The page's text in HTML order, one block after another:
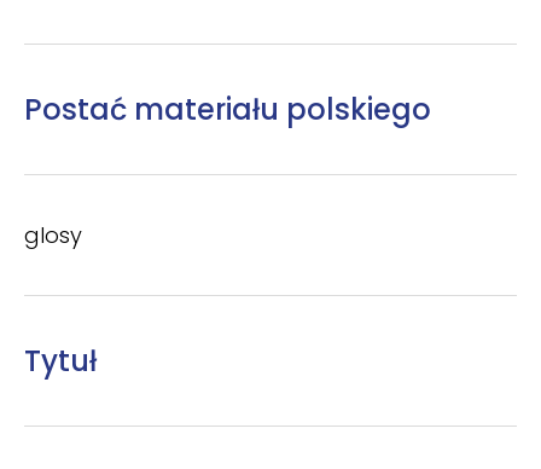
Postać materiału polskiego
glosy
Tytuł